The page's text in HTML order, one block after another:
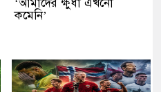
‘আমাদের ক্ষুধা এখনো
কমেনি’